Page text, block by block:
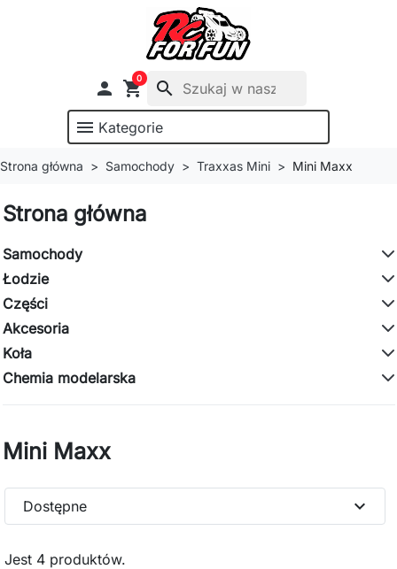
 shopping_cart
0
search
menu Kategorie
Strona główna Samochody Traxxas Mini Mini Maxx
Strona główna
Samochody
Łodzie
Części
Akcesoria
Koła
Chemia modelarska
Mini Maxx
Jest 4 produktów.
Dostępne expand_more